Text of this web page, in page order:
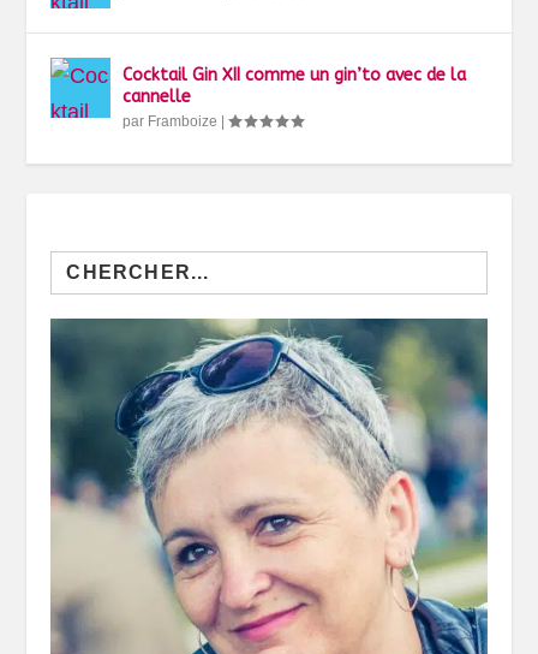
Cocktail Gin XII comme un gin’to avec de la
cannelle
par Framboize |
Search
for: